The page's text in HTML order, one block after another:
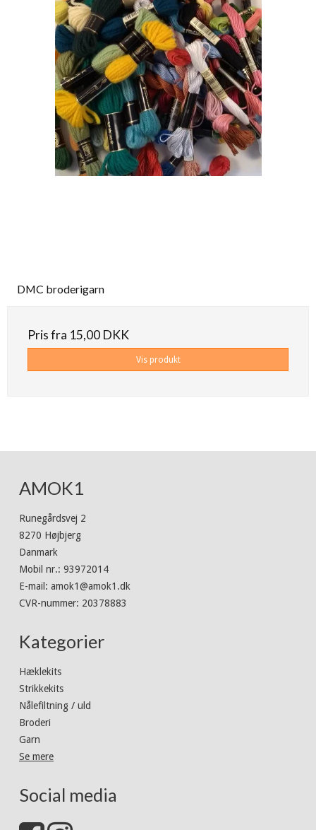
DMC broderigarn
Pris fra 15,00 DKK
Vis produkt
AMOK1
Runegårdsvej 2
8270 Højbjerg
Danmark
Mobil nr.: 93972014
E-mail : amok1@amok1.dk
CVR-nummer: 20378883
Kategorier
Hæklekits
Strikkekits
Nålefiltning / uld
Broderi
Garn
Se mere
Social media